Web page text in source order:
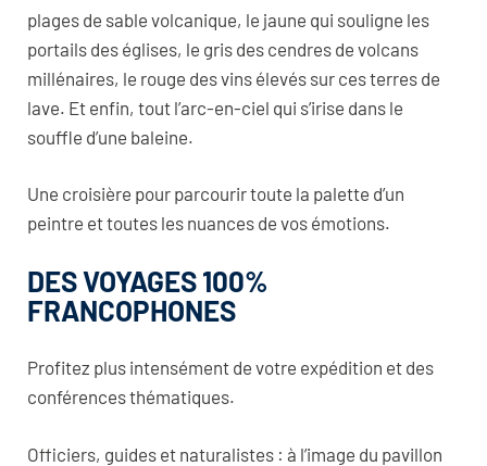
plages de sable volcanique, le jaune qui souligne les
portails des églises, le gris des cendres de volcans
millénaires, le rouge des vins élevés sur ces terres de
lave. Et enfin, tout l’arc-en-ciel qui s’irise dans le
souffle d’une baleine.
Une croisière pour parcourir toute la palette d’un
peintre et toutes les nuances de vos émotions.
DES VOYAGES 100%
FRANCOPHONES
Profitez plus intensément de votre expédition et des
conférences thématiques.
Officiers, guides et naturalistes : à l’image du pavillon